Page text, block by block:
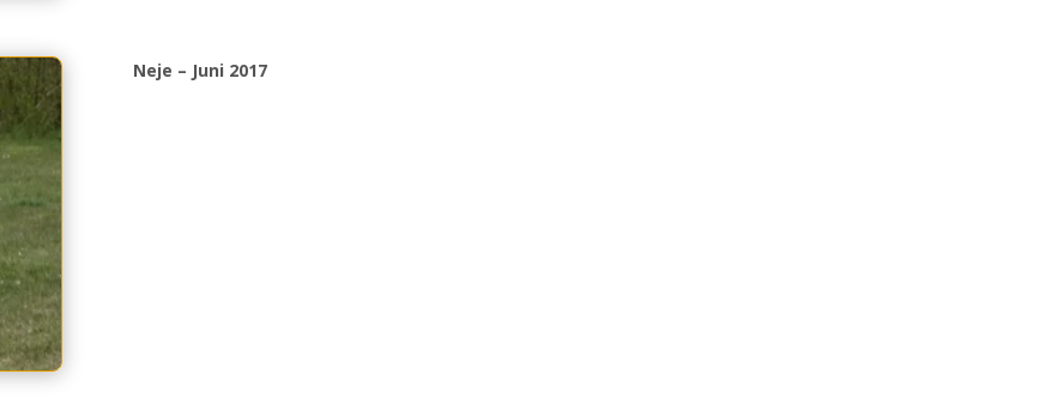
Neje – Juni 2017